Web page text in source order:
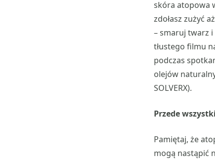
skóra atopowa
zdołasz zużyć
– smaruj twarz i
tłustego filmu
podczas
olejów
SOLVERX).
Przede
Pamiętaj, że
mogą nastąpić